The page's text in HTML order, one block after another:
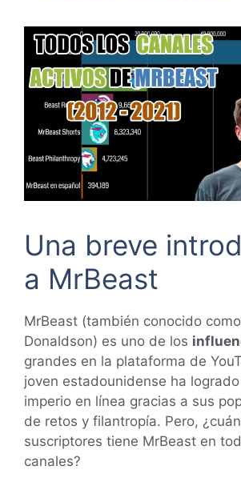
Una breve
a MrBeast
MrBeast (también conocido
Donaldson) es uno de los
grandes en la plataforma de
joven estadounidense ha
imperio en línea gracias a sus
de retos y filantropía. Pero,
suscriptores tiene MrBeast en
canales?